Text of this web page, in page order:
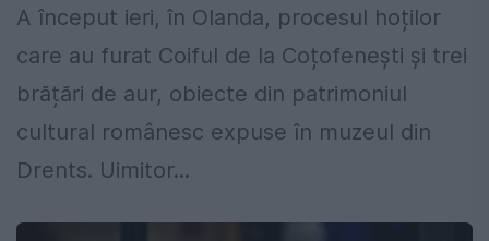
A început ieri, în Olanda, procesul hoților
care au furat Coiful de la Coțofenești și trei
brățări de aur, obiecte din patrimoniul
cultural românesc expuse în muzeul din
Drents. Uimitor...